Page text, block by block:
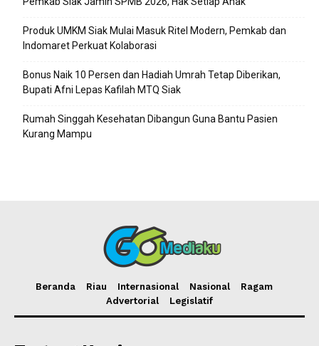
Produk UMKM Siak Mulai Masuk Ritel Modern, Pemkab dan
Indomaret Perkuat Kolaborasi
Bonus Naik 10 Persen dan Hadiah Umrah Tetap Diberikan,
Bupati Afni Lepas Kafilah MTQ Siak
Rumah Singgah Kesehatan Dibangun Guna Bantu Pasien
Kurang Mampu
Beranda Riau Internasional Nasional
Ragam
Advertorial
Legislatif